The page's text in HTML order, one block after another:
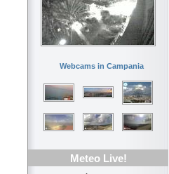
Webcams in Campania
Meteo Live!